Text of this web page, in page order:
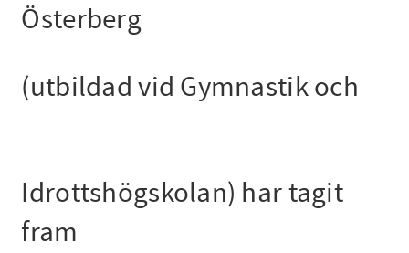
Österberg
(utbildad vid Gymnastik och
Idrottshögskolan) har tagit
fram